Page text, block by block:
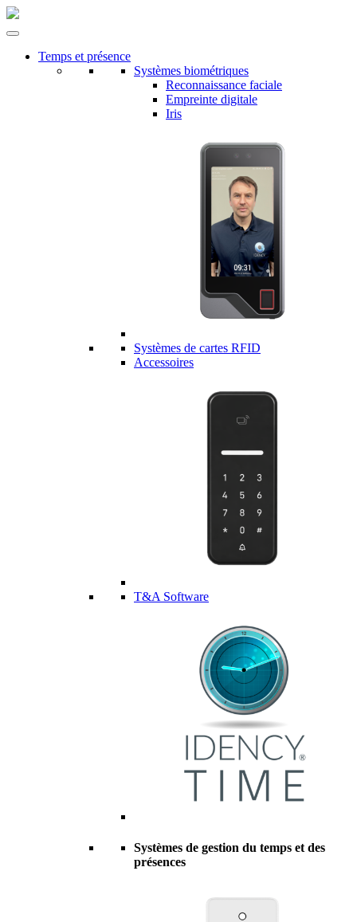
Temps et présence
Systèmes biométriques
Reconnaissance faciale
Empreinte digitale
Iris
Systèmes de cartes RFID
Accessoires
T&A Software
Systèmes de gestion du temps et des
présences